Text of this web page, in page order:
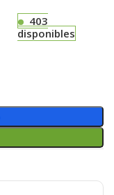
403
disponibles